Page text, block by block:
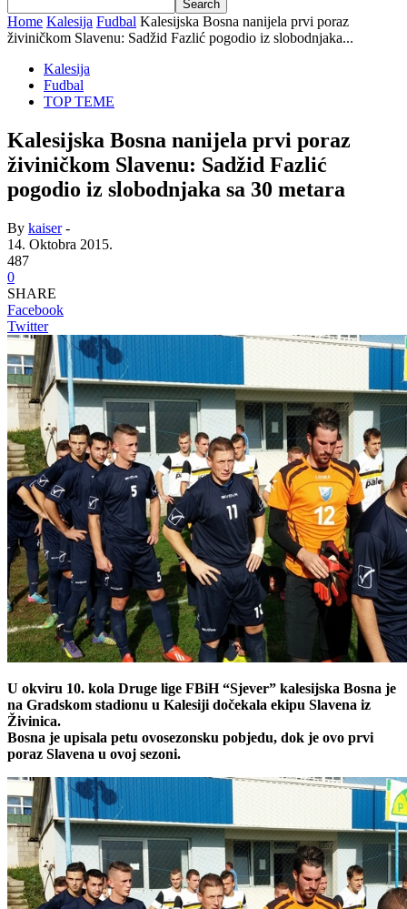
Home Kalesija Fudbal Kalesijska Bosna nanijela prvi poraz
živiničkom Slavenu: Sadžid Fazlić pogodio iz slobodnjaka...
Kalesija
Fudbal
TOP TEME
Kalesijska Bosna nanijela prvi poraz
živiničkom Slavenu: Sadžid Fazlić
pogodio iz slobodnjaka sa 30 metara
By kaiser-
14. Oktobra 2015.
487
0
SHARE
Facebook
Twitter
U okviru 10. kola Druge lige FBiH “Sjever” kalesijska Bosna je
na Gradskom stadionu u Kalesiji dočekala ekipu Slavena iz
Živinica.
Bosna je upisala petu ovosezonsku pobjedu, dok je ovo prvi
poraz Slavena u ovoj sezoni.